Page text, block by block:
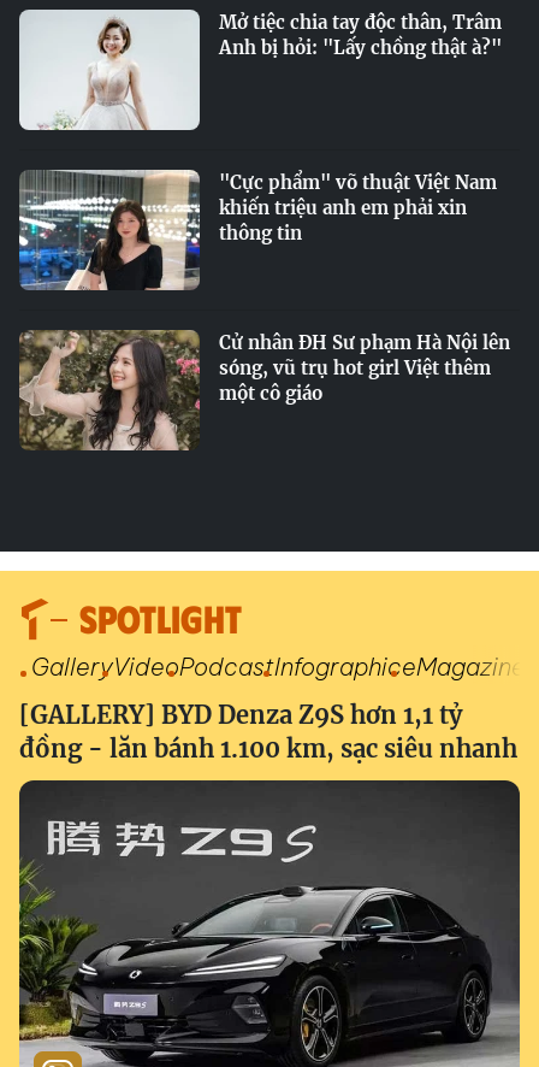
Mở tiệc chia tay độc thân, Trâm
Anh bị hỏi: "Lấy chồng thật à?"
"Cực phẩm" võ thuật Việt Nam
khiến triệu anh em phải xin
thông tin
Cử nhân ĐH Sư phạm Hà Nội lên
sóng, vũ trụ hot girl Việt thêm
một cô giáo
SPOTLIGHT
GalleryVideoPodcastInfographiceMagazine
[GALLERY] BYD Denza Z9S hơn 1,1 tỷ
đồng - lăn bánh 1.100 km, sạc siêu nhanh